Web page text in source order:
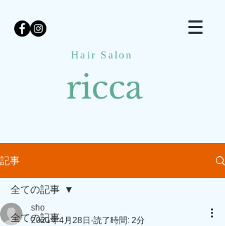
Hair Salon
ricca
記事
全ての記事
全ての記事
sho
2021年4月28日 読了時間: 2分